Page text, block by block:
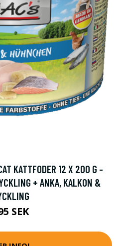
KATTFODER 12 X 200 G -
+ ANKA, KALKON &
SEK